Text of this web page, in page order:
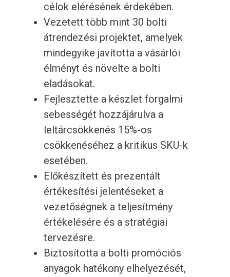
célok elérésének érdekében.
Vezetett több mint 30 bolti
átrendezési projektet, amelyek
mindegyike javította a vásárlói
élményt és növelte a bolti
eladásokat.
Fejlesztette a készlet forgalmi
sebességét hozzájárulva a
leltárcsökkenés 15%-os
csökkenéséhez a kritikus SKU-k
esetében.
Előkészített és prezentált
értékesítési jelentéseket a
vezetőségnek a teljesítmény
értékelésére és a stratégiai
tervezésre.
Biztosította a bolti promóciós
anyagok hatékony elhelyezését,